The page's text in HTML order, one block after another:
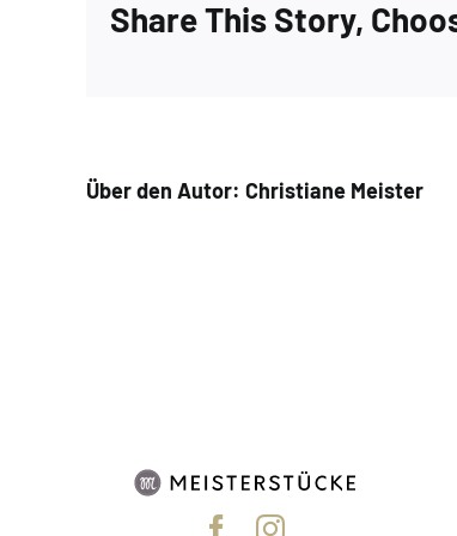
Share This Story,
Über den Autor: Christiane Meister